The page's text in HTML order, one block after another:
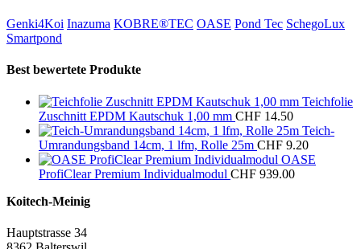
Genki4Koi Inazuma KOBRE®TEC OASE Pond Tec SchegoLux
Smartpond
Best bewertete Produkte
Teichfolie
Zuschnitt EPDM Kautschuk 1,00 mm CHF 14.50
Teich-
Umrandungsband 14cm, 1 lfm, Rolle 25m CHF 9.20
OASE
ProfiClear Premium Individualmodul CHF 939.00
Koitech-Meinig
Hauptstrasse 34